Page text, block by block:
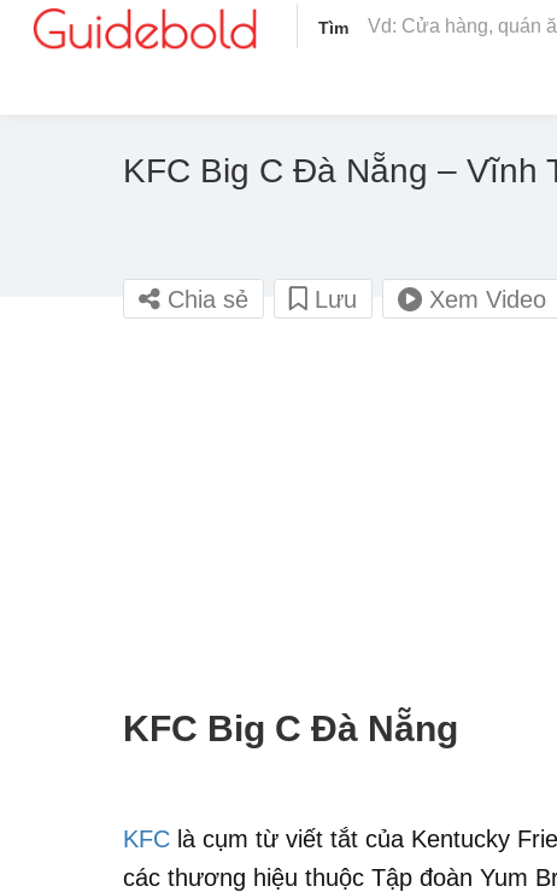
Tìm
KFC Big C Đà Nẵng – Vĩnh
Chia sẻ Lưu Xem Video
KFC Big C Đà Nẵng
KFC là cụm từ viết tắt của Kentucky
các thương hiệu thuộc Tập đoàn Yum